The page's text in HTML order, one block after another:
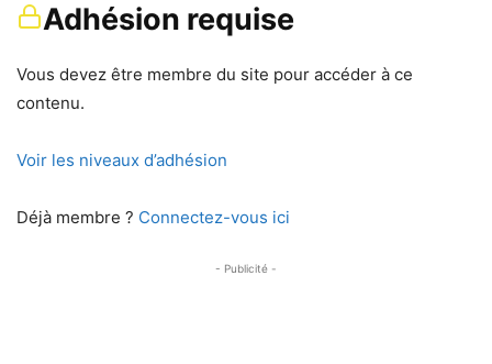
Adhésion requise
Vous devez être membre du site pour accéder à ce
contenu.
Voir les niveaux d’adhésion
Déjà membre ? Connectez-vous ici
- Publicité -